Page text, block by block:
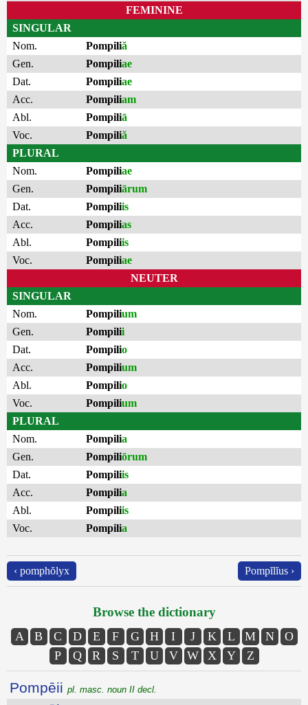
FEMININE
SINGULAR
Nom.
Pompiliă
Gen.
Pompiliae
Dat.
Pompiliae
Acc.
Pompiliam
Abl.
Pompiliā
Voc.
Pompiliă
PLURAL
Nom.
Pompiliae
Gen.
Pompiliārum
Dat.
Pompiliis
Acc.
Pompilias
Abl.
Pompiliis
Voc.
Pompiliae
NEUTER
SINGULAR
Nom.
Pompilium
Gen.
Pompilii
Dat.
Pompilio
Acc.
Pompilium
Abl.
Pompilio
Voc.
Pompilium
PLURAL
Nom.
Pompilia
Gen.
Pompiliōrum
Dat.
Pompiliis
Acc.
Pompilia
Abl.
Pompiliis
Voc.
Pompilia
‹ pomphŏlyx Pompĭlĭus ›
Browse the dictionary
A B C D E F G H I J K L M N
O
P
Q R S T U V W X Y Z
Pompēii pl. masc. noun II decl.